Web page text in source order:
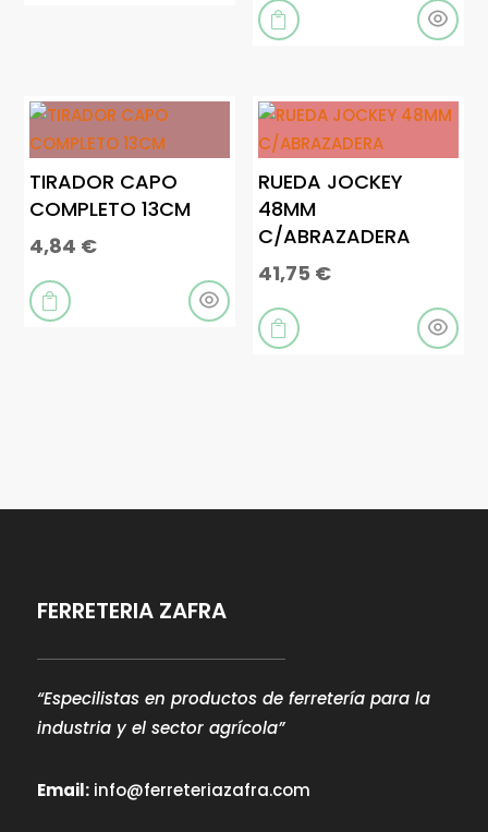

TIRADOR CAPO
COMPLETO 13CM
4,84 €

RUEDA JOCKEY
48MM
C/ABRAZADERA
41,75 €

FERRETERIA ZAFRA
“Especilistas en productos de ferretería para la
industria y el sector agrícola”
Email:info@ferreteriazafra.com